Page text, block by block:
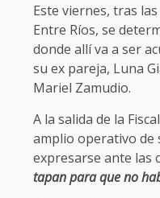
Este viernes, tras
Entre Ríos, se
donde allí va a ser
su ex pareja, Luna
Mariel Zamudio.
A la salida de la
amplio operativo de
expresarse ante las
tapan para que no